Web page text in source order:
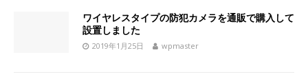
ワイヤレスタイプの防犯カメラを通販で購入して
設置しました
2019年1月25日 wpmaster